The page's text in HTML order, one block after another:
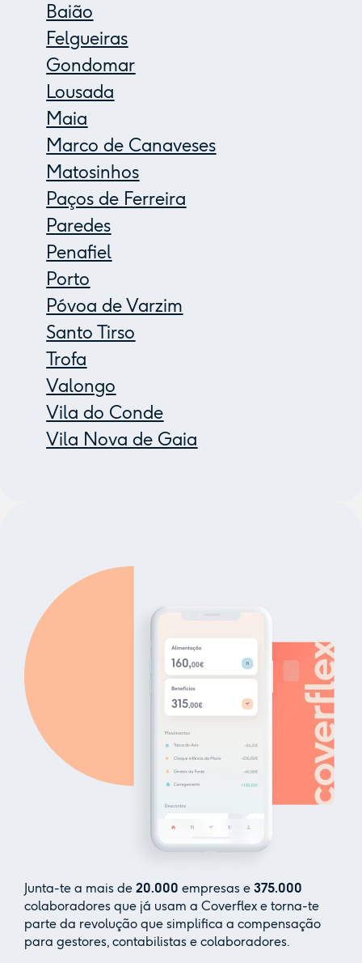
Baião
Felgueiras
Gondomar
Lousada
Maia
Marco de Canaveses
Matosinhos
Paços de Ferreira
Paredes
Penafiel
Porto
Póvoa de Varzim
Santo Tirso
Trofa
Valongo
Vila do Conde
Vila Nova de Gaia
Junta-te a mais de 20.000 empresas e 375.000
colaboradores que já usam a Coverflex e torna-te
parte da revolução que simplifica a compensação
para gestores, contabilistas e colaboradores.